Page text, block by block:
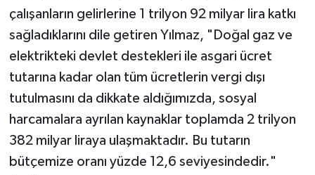
çalışanların gelirlerine 1 trilyon 92 milyar lira katkı
sağladıklarını dile getiren Yılmaz, "Doğal gaz ve
elektrikteki devlet destekleri ile asgari ücret
tutarına kadar olan tüm ücretlerin vergi dışı
tutulmasını da dikkate aldığımızda, sosyal
harcamalara ayrılan kaynaklar toplamda 2 trilyon
382 milyar liraya ulaşmaktadır. Bu tutarın
bütçemize oranı yüzde 12,6 seviyesindedir."